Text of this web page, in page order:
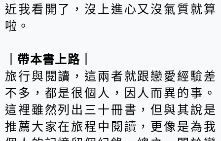
近我看開了，沒上進心又沒氣質就算
啦。
｜帶本書上路｜
旅行與閱讀，這兩者就跟戀愛經驗差
不多，都是很個人，因人而異的事。
這裡雖然列出三十冊書，但與其說是
推薦大家在旅程中閱讀，更像是為我